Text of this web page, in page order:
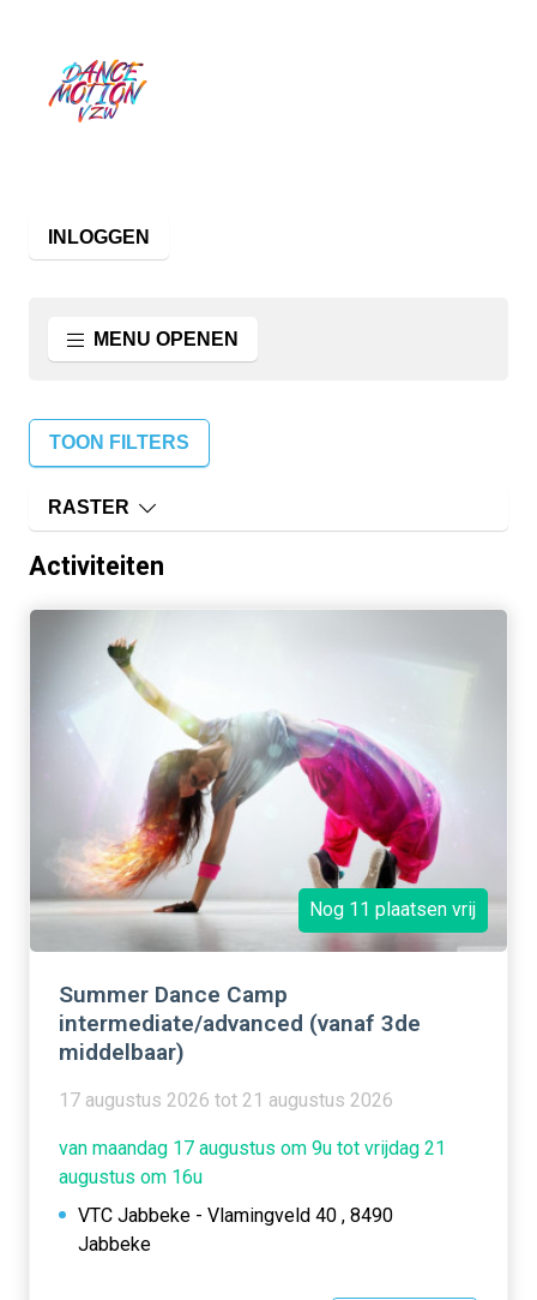
INLOGGEN
MENU OPENEN
TOON FILTERS
RASTER
Activiteiten
Nog 11 plaatsen vrij
Summer Dance Camp
intermediate/advanced (vanaf 3de
middelbaar)
17 augustus 2026 tot 21 augustus 2026
van maandag 17 augustus om 9u tot vrijdag 21
augustus om 16u
VTC Jabbeke - Vlamingveld 40 , 8490
Jabbeke